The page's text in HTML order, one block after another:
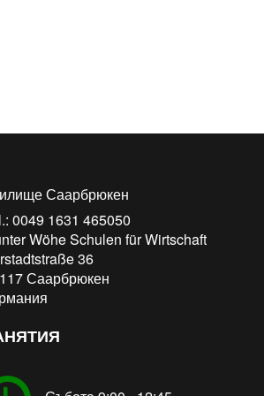
Саарбрюкен
0049 1631 465050
Wöhe Schulen für Wirtschaft
36
Саарбрюкен